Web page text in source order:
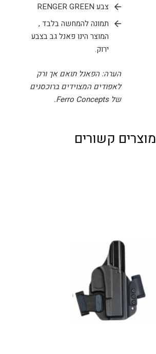
צבע RENGER GREEN
תמונה להמחשה בלבד ,
המוצר הינו פאנל גב בצבע
ירוק.
הערה: הפאנל תואם אך ורק
לאפודים המצוידים ברוכסנים
של Ferro Concepts.
מוצרים קשורים